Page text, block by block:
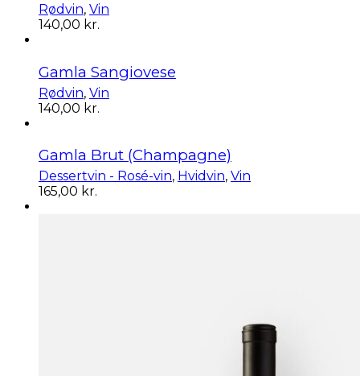
Rødvin, Vin
140,00 kr.
Gamla Sangiovese
Rødvin, Vin
140,00 kr.
Gamla Brut (Champagne)
Dessertvin - Rosé-vin, Hvidvin, Vin
165,00 kr.